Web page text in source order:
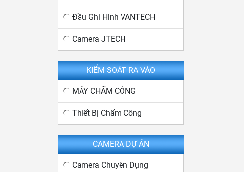
Đầu Ghi Hình VANTECH
Camera JTECH
KIỂM SOÁT RA VÀO
MÁY CHẤM CÔNG
Thiết Bị Chấm Công
CAMERA DỰ ÁN
Camera Chuyên Dụng